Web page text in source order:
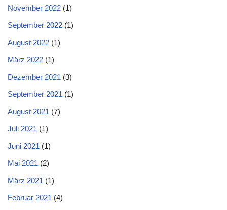
November 2022 (1)
September 2022 (1)
August 2022 (1)
März 2022 (1)
Dezember 2021 (3)
September 2021 (1)
August 2021 (7)
Juli 2021 (1)
Juni 2021 (1)
Mai 2021 (2)
März 2021 (1)
Februar 2021 (4)